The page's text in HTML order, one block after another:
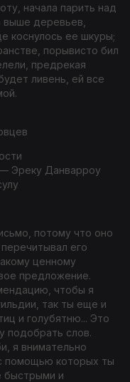
начала парить над
выше деревьев,
коснулось ее шкуры;
порывисто бил
предрекая
ливень, ей все
Эреку Данварроу
потому что оно
его
ценному
предложение.
чтобы я
так ты еще и
и голубятню... Это
подобрать слов.
я внимательно
помощью которых ты
быстрыми и